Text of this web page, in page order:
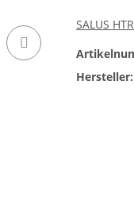
SALUS
Hersteller: